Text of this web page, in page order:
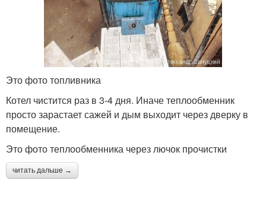
Это фото топливника
Котел чистится раз в 3-4 дня. Иначе теплообменник
просто зарастает сажей и дым выходит через дверку в
помещение.
Это фото теплообменника через лючок прочистки
читать дальше →